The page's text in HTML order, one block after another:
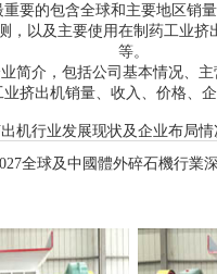
重要的包含全球和主要地区销
，以及主要使用在制药工业挤
等。
介，包括公司基本情况、主
业挤出机销量、收入、价格、
机行业发展现状及企业布局
全球及中國體外碎石機行業